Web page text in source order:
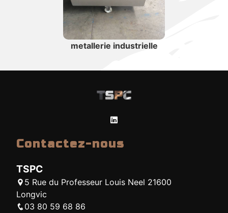
metallerie industrielle
Contactez-nous
TSPC
5 Rue du Professeur Louis Neel 21600
Longvic
03 80 59 68 86